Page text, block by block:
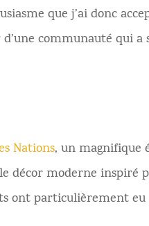
que j’ai donc
communauté qui
Nations, un magnifique
décor moderne inspiré
ont particulièrement